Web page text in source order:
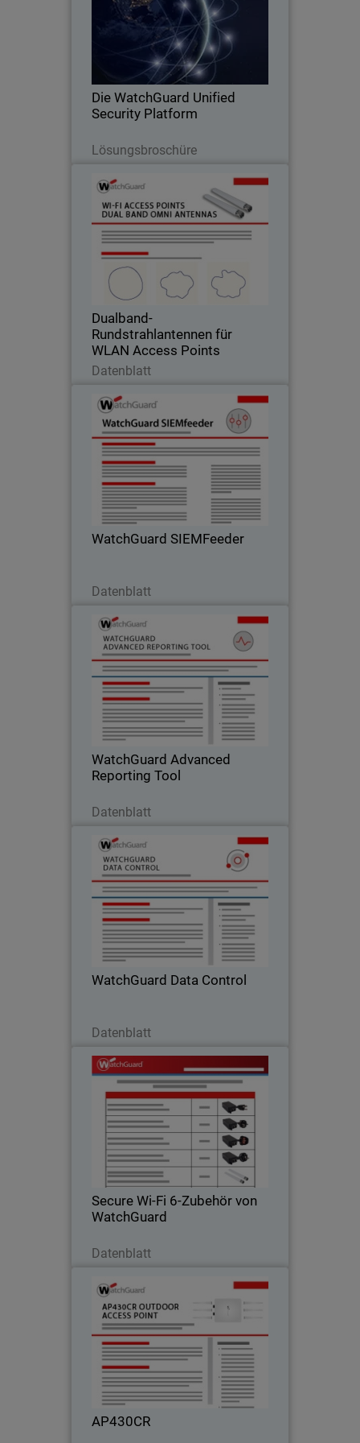
Die WatchGuard Unified
Security Platform
Lösungsbroschüre
Optimierung Ihrer MSP-
Sicherheitspraxis mit der WatchGuard
Unified Security Platform
Dualband-
Rundstrahlantennen für
WLAN Access Points
Datenblatt
Dualband-Rundstrahlantennen
für WLAN Access Points
Rundstrahlantennen (360 Grad) sind u.
a. für folgende Installationen bestens
geeignet: Schulgelände, Lagerhallen,
Fabrikgelände, Einkaufszentren,
öffentliche Hotspots und andere
Jetzt herunterladen
WatchGuard SIEMFeeder
Datenblatt
WatchGuard SIEMFeeder
Überwachung, Erkennung und Meldung
von Sicherheitsereignissen im Netzwerk
WatchGuard Advanced
Reporting Tool
Datenblatt
WatchGuard Advanced
Reporting Tool
Erfahren Sie, wie das ART (Advanced
Reporting Tool)
Sicherheitsinformationen bereitstellt,
mit denen sich automatisch
ungewöhnliche Verhaltensmuster
auffinden und interner Missbrauch
WatchGuard Data Control
Datenblatt
WatchGuard Data Control
Erfahren Sie, wie WatchGuard Data
Control unstrukturierte
personenbezogene Daten, die auf Ihren
Endpoints gespeichert sind, erkennt,
klassifiziert, prüft und überwacht
Secure Wi-Fi 6-Zubehör von
WatchGuard
Datenblatt
Secure Wi-Fi 6-Zubehör von
WatchGuard
Ein WiFi 6-Netzwerk mit Wi-Fi 6-Access
Points und -Zubehör von WatchGuard
sicher entwerfen oder aufrüsten
AP430CR
AP430CR
Robustes WLAN für den Außeneinsatz